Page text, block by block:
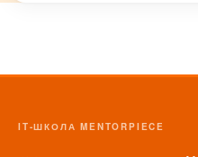
IT-ШКОЛА MENTORPIECE